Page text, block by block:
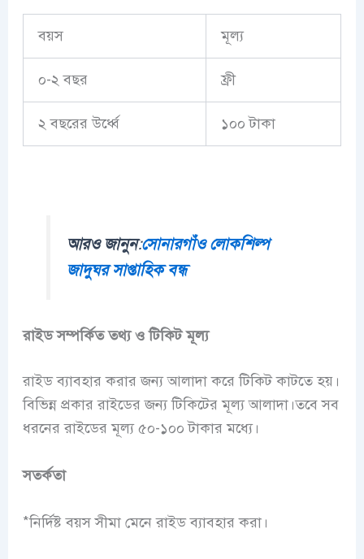
বয়স মূল্য
০-২ বছর ফ্রী
২ বছরের উর্ধ্বে ১০০ টাকা
আরও জানুন:সোনারগাঁও লোকশিল্প
জাদুঘর সাপ্তাহিক বন্ধ
রাইড সম্পর্কিত তথ্য ও টিকিট মূল্য
রাইড ব্যাবহার করার জন্য আলাদা করে টিকিট কাটতে হয়।
বিভিন্ন প্রকার রাইডের জন্য টিকিটের মূল্য আলাদা।তবে সব
ধরনের রাইডের মূল্য ৫০-১০০ টাকার মধ্যে।
সতর্কতা
*নির্দিষ্ট বয়স সীমা মেনে রাইড ব্যাবহার করা।